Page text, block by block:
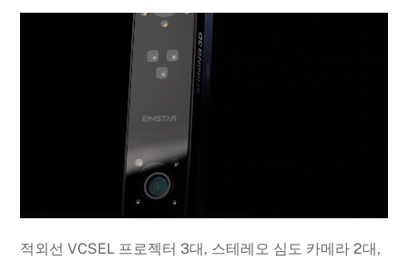
적외선 VCSEL 프로젝터 3대, 스테레오 심도 카메라 2대,